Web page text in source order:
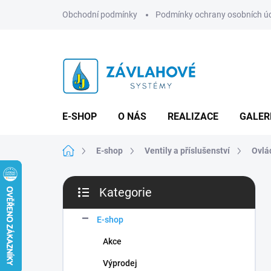
Obchodní podmínky Podmínky ochrany osobních
E-SHOP O NÁS REALIZACE
Domů E-shop Ventily a příslušenství
P
s
kategorie
Kategorie
E-shop
Akce
Výprodej